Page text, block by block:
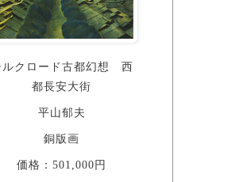
ルクロード古都幻想 西
都長安大街
平山郁夫
銅版画
価格：501,000円